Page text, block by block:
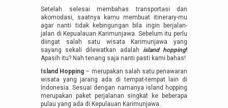
Setelah selesai membahas transportasi dan
akomodasi, saatnya kamu membuat itinerary-mu
agar nanti tidak kebingungan bila ingin berjalan-
jalan di Kepualauan Karimunjawa. Sebelum itu perlu
diingat salah satu wisata Karimunjawa yang
sayang sekali dilewatkan adalah island hopping!
Apasih itu? Nah tenang saja nanti pasti kami bahas!
Island Hopping – merupakan salah satu penawaran
wisata yang jarang ada di tempat-tempat lain di
Indonesia. Sesuai dengan namanya island hopping
merupakan paket perjalanan singkat ke beberapa
pulau yang ada di Kepulauan Karimunjawa.